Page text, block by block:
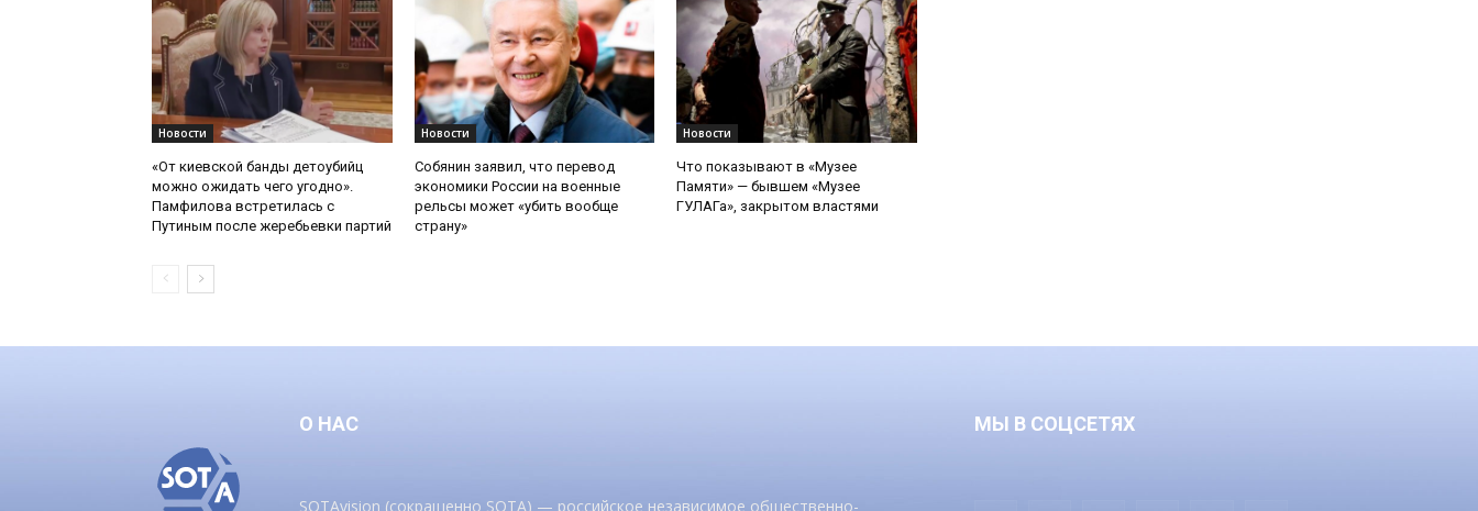
Новости
«От киевской банды детоубийц
можно ожидать чего угодно».
Памфилова встретилась с
Путиным после жеребьевки партий
Новости
Собянин заявил, что перевод
экономики России на военные
рельсы может «убить вообще
страну»
Новости
Что показывают в «Музее
Памяти» — бывшем «Музее
ГУЛАГа», закрытом властями
О НАС
SOTAvision (сокращенно SOTA) — российское независимое общественно-
МЫ В СОЦСЕТЯХ